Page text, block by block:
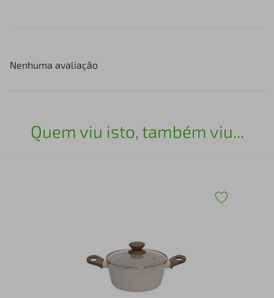
Nenhuma avaliação
Quem viu isto, também viu...